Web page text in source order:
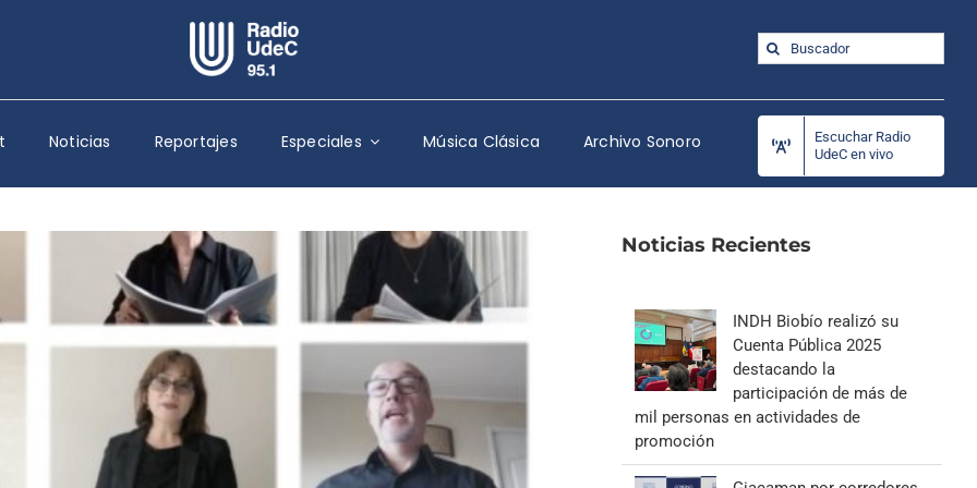
Escuchar Radio UdeC en vivo
Quiénes Somos
Programación
Podcast
Noticias
Reportajes
Columnas
Música Clásica
Especiales
Buscar:
Noticias Reportajes Especiales Música Clásica Archivo Sonoro
Escuchar Radio
UdeC en vivo
Noticias Recientes
INDH Biobío realizó su
Cuenta Pública 2025
destacando la
participación de más de
mil personas en actividades de
promoción